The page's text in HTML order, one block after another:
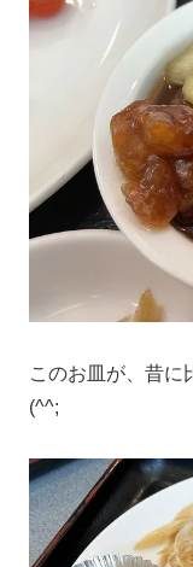
このお皿が、昔に
(^^;